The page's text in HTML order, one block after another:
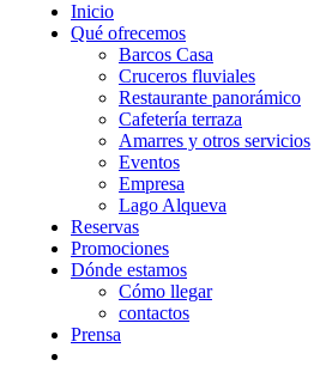
Inicio
Qué ofrecemos
Barcos Casa
Cruceros fluviales
Restaurante panorámico
Cafetería terraza
Amarres y otros servicios
Eventos
Empresa
Lago Alqueva
Reservas
Promociones
Dónde estamos
Cómo llegar
contactos
Prensa